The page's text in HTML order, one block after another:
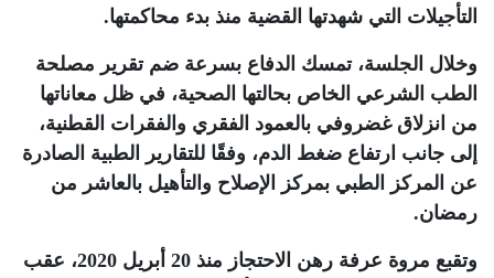
التأجيلات التي شهدتها القضية منذ بدء محاكمتها.
وخلال الجلسة، تمسك الدفاع بسرعة ضم تقرير مصلحة
الطب الشرعي الخاص بحالتها الصحية، في ظل معاناتها
من انزلاق غضروفي بالعمود الفقري والفقرات القطنية،
إلى جانب ارتفاع ضغط الدم، وفقًا للتقارير الطبية الصادرة
عن المركز الطبي بمركز الإصلاح والتأهيل بالعاشر من
رمضان.
وتقبع مروة عرفة رهن الاحتجاز منذ 20 أبريل 2020، عقب